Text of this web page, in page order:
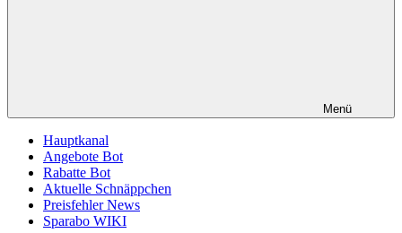
Menü
Hauptkanal
Angebote Bot
Rabatte Bot
Aktuelle Schnäppchen
Preisfehler News
Sparabo WIKI